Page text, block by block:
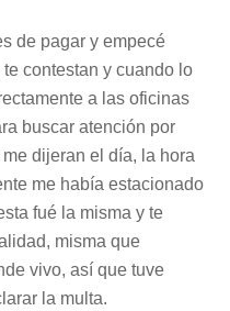
de pagar y empecé
te contestan y cuando lo
a las oficinas
buscar atención por
dijeran el día, la hora
me había estacionado
fué la misma y te
misma que
vivo, así que tuve
la multa.